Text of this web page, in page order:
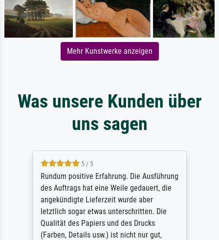
Mehr Kunstwerke anzeigen
Was unsere Kunden über
uns sagen
5 / 5
Rundum positive Erfahrung. Die Ausführung
des Auftrags hat eine Weile gedauert, die
angekündigte Lieferzeit wurde aber
letztlich sogar etwas unterschritten. Die
Qualität des Papiers und des Drucks
(Farben, Details usw.) ist nicht nur gut,